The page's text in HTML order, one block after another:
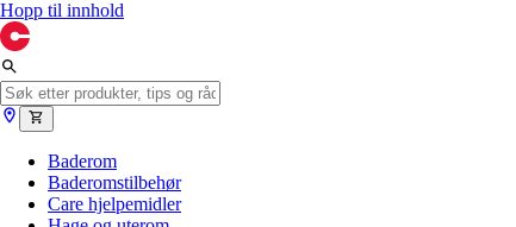
Hopp til innhold
Baderom
Baderomstilbehør
Care hjelpemidler